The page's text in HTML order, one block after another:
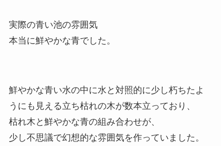
実際の青い池の雰囲気
本当に鮮やかな青でした。
鮮やかな青い水の中に水と対照的に少し朽ちたよ
うにも見える立ち枯れの木が数本立っており、
枯れ木と鮮やかな青の組み合わせが、
少し不思議で幻想的な雰囲気を作っていました。